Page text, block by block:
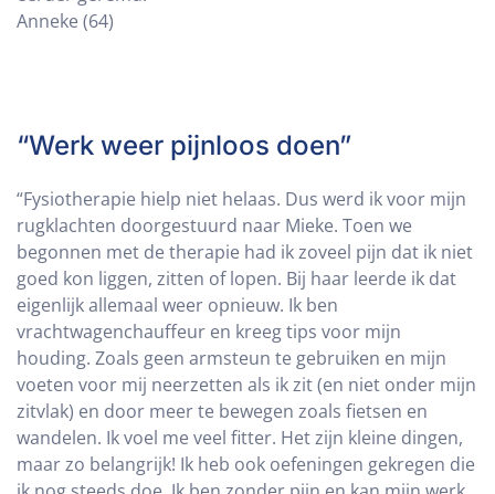
Anneke (64)
“Werk weer pijnloos doen”
“Fysiotherapie hielp niet helaas. Dus werd ik voor mijn
rugklachten doorgestuurd naar Mieke. Toen we
begonnen met de therapie had ik zoveel pijn dat ik niet
goed kon liggen, zitten of lopen. Bij haar leerde ik dat
eigenlijk allemaal weer opnieuw. Ik ben
vrachtwagenchauffeur en kreeg tips voor mijn
houding. Zoals geen armsteun te gebruiken en mijn
voeten voor mij neerzetten als ik zit (en niet onder mijn
zitvlak) en door meer te bewegen zoals fietsen en
wandelen. Ik voel me veel fitter. Het zijn kleine dingen,
maar zo belangrijk! Ik heb ook oefeningen gekregen die